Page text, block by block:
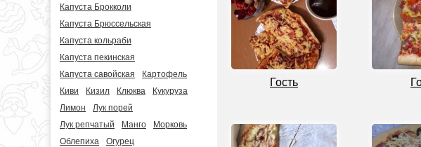
Капуста Брокколи
Капуста Брюссельская
Капуста кольраби
Капуста пекинская
Капуста савойская
Картофель
Киви
Кизил Клюква
Кукуруза
Лимон
Лук порей
Лук репчатый
Манго
Морковь
Облепиха
Огурец
Гость